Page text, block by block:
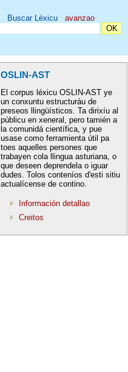
Buscar Léxicu avanzao
OSLIN-AST
El corpus léxicu OSLIN-AST ye
un conxuntu estructuráu de
preseos llingüísticos. Ta dirixíu al
públicu en xeneral, pero tamién a
la comunidá científica, y pue
usase como ferramienta útil pa
toes aquelles persones que
trabayen cola llingua asturiana, o
que deseen deprendela o iguar
dudes. Tolos conteníos d'esti sitiu
actualícense de contino.
Información detallao
Creitos